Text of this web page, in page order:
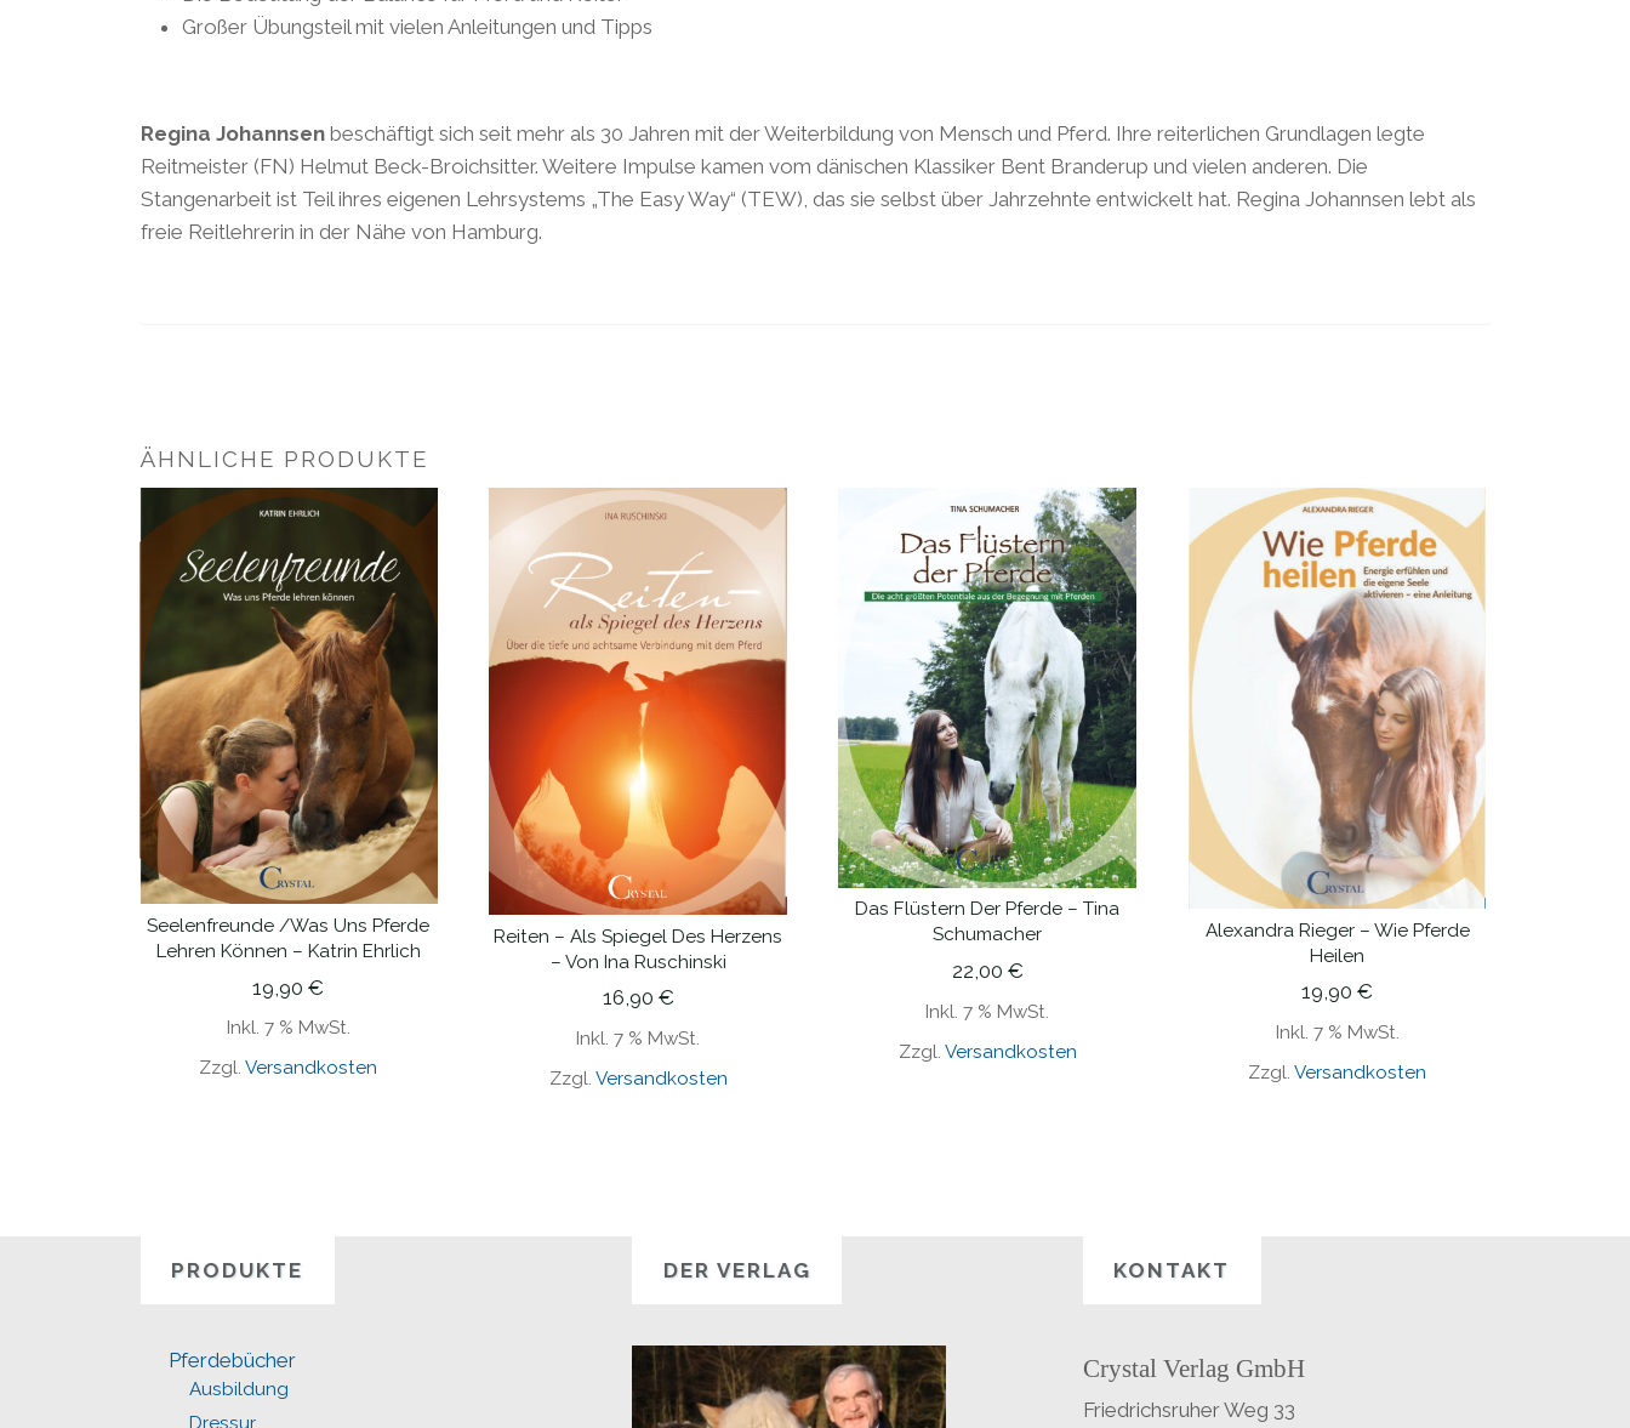
Großer Übungsteil mit vielen Anleitungen und Tipps
Regina Johannsenbeschäftigt sich seit mehr als 30 Jahren mit der Weiterbildung von Mensch und Pferd. Ihre reiterlichen Grundlagen legte
Reitmeister (FN) Helmut Beck-Broichsitter. Weitere Impulse kamen vom dänischen Klassiker Bent Branderup und vielen anderen. Die
Stangenarbeit ist Teil ihres eigenen Lehrsystems „The Easy Way“ (TEW), das sie selbst über Jahrzehnte entwickelt hat. Regina Johannsen lebt als
freie Reitlehrerin in der Nähe von Hamburg.
ÄHNLICHE PRODUKTE
IN DEN WARENKORB
Seelenfreunde /Was Uns Pferde
Lehren Können – Katrin Ehrlich
19,90 €
Inkl. 7 % MwSt.
Zzgl. Versandkosten
IN DEN WARENKORB
Reiten – Als Spiegel Des Herzens
– Von Ina Ruschinski
16,90 €
Inkl. 7 % MwSt.
Zzgl. Versandkosten
IN DEN WARENKORB
Das Flüstern Der Pferde – Tina
Schumacher
22,00 €
Inkl. 7 % MwSt.
Zzgl. Versandkosten
IN DEN WARENKORB
Alexandra Rieger – Wie Pferde
Heilen
19,90 €
Inkl. 7 % MwSt.
Zzgl. Versandkosten
PRODUKTE
Pferdebücher
Ausbildung
Dressur
DER VERLAG KONTAKT
Crystal Verlag GmbH
Friedrichsruher Weg 33